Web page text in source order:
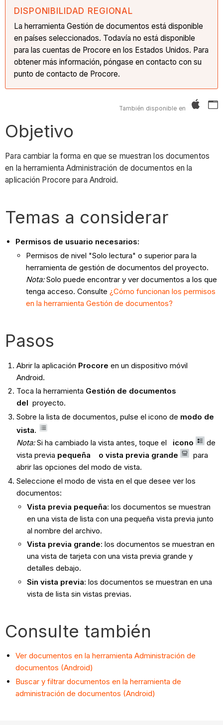
DISPONIBILIDAD REGIONAL
La herramienta Gestión de documentos está disponible
en países seleccionados. Todavía no está disponible
para las cuentas de Procore en los Estados Unidos. Para
obtener más información, póngase en contacto con su
punto de contacto de Procore.
También disponible en
Objetivo
Para cambiar la forma en que se muestran los documentos
en la herramienta Administración de documentos en la
aplicación Procore para Android.
Temas a considerar
Permisos de usuario necesarios:
Permisos de nivel "Solo lectura" o superior para la
herramienta de gestión de documentos del proyecto.
Nota:Solo puede encontrar y ver documentos a los que
tenga acceso. Consulte ¿Cómo funcionan los permisos
en la herramienta Gestión de documentos?
Pasos
Abrir la aplicación Procore en un dispositivo móvil
Android.
Toca la herramienta Gestión de documentos
del proyecto.
Sobre la lista de documentos, pulse el icono de modo de
vista.
Nota:Si ha cambiado la vista antes, toque el icono
de
vista previa pequeña o vista previa grande
para
abrir las opciones del modo de vista.
Seleccione el modo de vista en el que desee ver los
documentos:
Vista previa pequeña: los documentos se muestran
en una vista de lista con una pequeña vista previa junto
al nombre del archivo.
Vista previa grande: los documentos se muestran en
una vista de tarjeta con una vista previa grande y
detalles debajo.
Sin vista previa: los documentos se muestran en una
vista de lista sin vistas previas.
Consulte también
Ver documentos en la herramienta Administración de
documentos (Android)
Buscar y filtrar documentos en la herramienta de
administración de documentos (Android)